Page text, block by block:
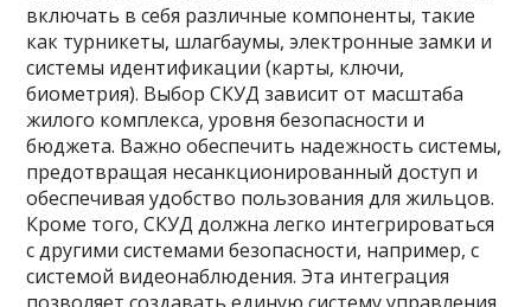
включать в себя различные компоненты, такие
как турникеты, шлагбаумы, электронные замки и
системы идентификации (карты, ключи,
биометрия). Выбор СКУД зависит от масштаба
жилого комплекса, уровня безопасности и
бюджета. Важно обеспечить надежность системы,
предотвращая несанкционированный доступ и
обеспечивая удобство пользования для жильцов.
Кроме того, СКУД должна легко интегрироваться
с другими системами безопасности, например, с
системой видеонаблюдения. Эта интеграция